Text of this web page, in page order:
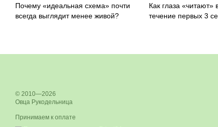
Почему «идеальная схема» почти
всегда выглядит менее живой?
Как глаза «читают»
течение первых 3
© 2010—2026
Овца Рукодельница
Принимаем к оплате